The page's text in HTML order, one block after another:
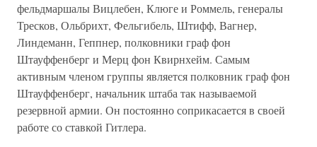
фельдмаршалы Вицлебен, Клюге и Роммель, генералы
Тресков, Ольбрихт, Фельгибель, Штифф, Вагнер,
Линдеманн, Геппнер, полковники граф фон
Штауффенберг и Мерц фон Квирнхейм. Самым
активным членом группы является полковник граф фон
Штауффенберг, начальник штаба так называемой
резервной армии. Он постоянно соприкасается в своей
работе со ставкой Гитлера.